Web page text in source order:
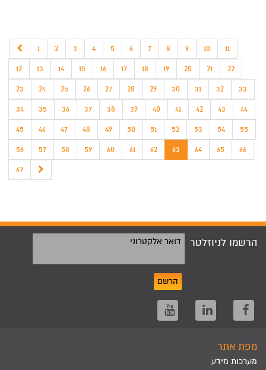
1 2 3 4 5 6 7 8 9 10
11
12
13 14 15 16 17 18 19 20 21
22
23
24 25 26 27 28 29 30 31 32
33
34
35 36 37 38 39 40 41 42 43
44
45
46 47 48 49 50 51 52 53 54
55
56
57 58 59 60 61 62 63 64 65
66
67
הרשמו לניוזלטר דואר אלקטרוני
הרשם
מפת אתר
מערכות מידע